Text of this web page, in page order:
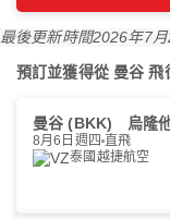
最後更新時間2026年7
預訂並獲得從 曼谷 飛
曼谷 (BKK) 烏隆
8月6日週四 直飛
泰國越捷航空